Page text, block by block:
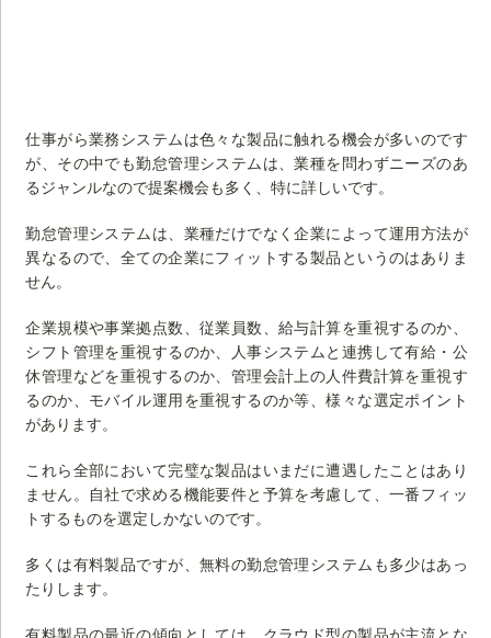
仕事がら業務システムは色々な製品に触れる機会が多いのです
が、その中でも勤怠管理システムは、業種を問わずニーズのあ
るジャンルなので提案機会も多く、特に詳しいです。
勤怠管理システムは、業種だけでなく企業によって運用方法が
異なるので、全ての企業にフィットする製品というのはありま
せん。
企業規模や事業拠点数、従業員数、給与計算を重視するのか、
シフト管理を重視するのか、人事システムと連携して有給・公
休管理などを重視するのか、管理会計上の人件費計算を重視す
るのか、モバイル運用を重視するのか等、様々な選定ポイント
があります。
これら全部において完璧な製品はいまだに遭遇したことはあり
ません。自社で求める機能要件と予算を考慮して、一番フィッ
トするものを選定しかないのです。
多くは有料製品ですが、無料の勤怠管理システムも多少はあっ
たりします。
有料製品の最近の傾向としては、クラウド型の製品が主流とな